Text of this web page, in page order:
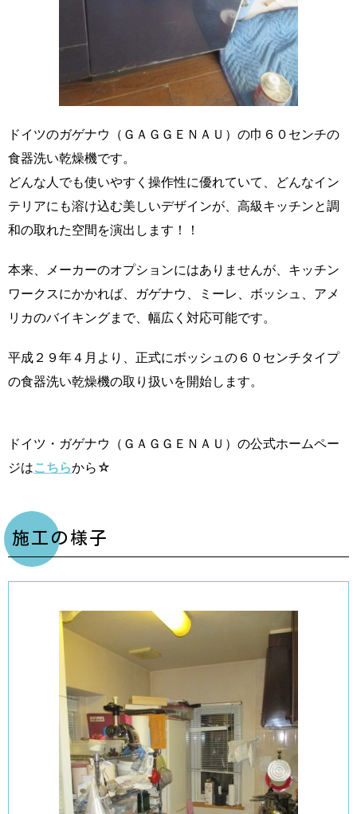
ドイツのガゲナウ（ＧＡＧＧＥＮＡＵ）の巾６０センチの
食器洗い乾燥機です。
どんな人でも使いやすく操作性に優れていて、どんなイン
テリアにも溶け込む美しいデザインが、高級キッチンと調
和の取れた空間を演出します！！
本来、メーカーのオプションにはありませんが、キッチン
ワークスにかかれば、ガゲナウ、ミーレ、ボッシュ、アメ
リカのバイキングまで、幅広く対応可能です。
平成２９年４月より、正式にボッシュの６０センチタイプ
の食器洗い乾燥機の取り扱いを開始します。
ドイツ・ガゲナウ（ＧＡＧＧＥＮＡＵ）の公式ホームペー
ジはこちらから☆
施工の様子